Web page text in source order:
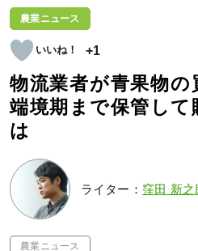
農業ニュース
+1
物流業者が青果物の
端境期まで保管して
は
ライター： 窪田 新之
農業ニュース